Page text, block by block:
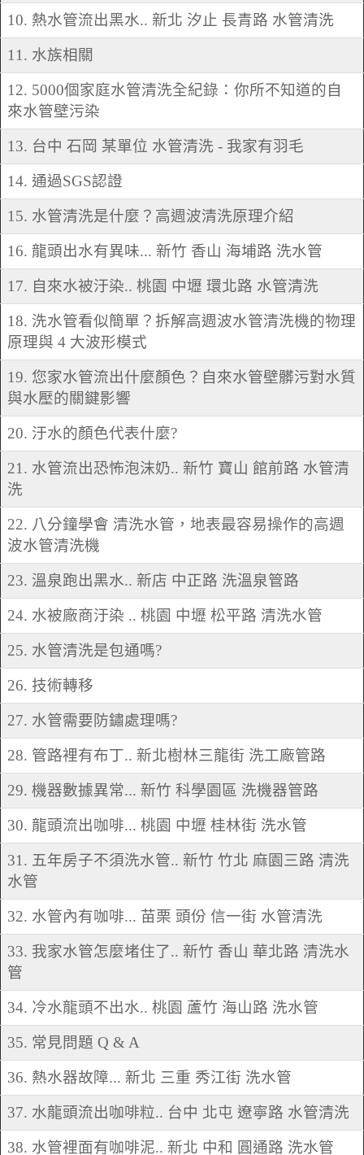
10. 熱水管流出黑水.. 新北 汐止 長青路 水管清洗
11. 水族相關
12. 5000個家庭水管清洗全紀錄：你所不知道的自
來水管壁污染
13. 台中 石岡 某單位 水管清洗 - 我家有羽毛
14. 通過SGS認證
15. 水管清洗是什麼？高週波清洗原理介紹
16. 龍頭出水有異味... 新竹 香山 海埔路 洗水管
17. 自來水被汙染.. 桃園 中壢 環北路 水管清洗
18. 洗水管看似簡單？拆解高週波水管清洗機的物理
原理與 4 大波形模式
19. 您家水管流出什麼顏色？自來水管壁髒污對水質
與水壓的關鍵影響
20. 汙水的顏色代表什麼?
21. 水管流出恐怖泡沫奶.. 新竹 寶山 館前路 水管清
洗
22. 八分鐘學會 清洗水管，地表最容易操作的高週
波水管清洗機
23. 溫泉跑出黑水.. 新店 中正路 洗溫泉管路
24. 水被廠商汙染 .. 桃園 中壢 松平路 清洗水管
25. 水管清洗是包通嗎?
26. 技術轉移
27. 水管需要防鏽處理嗎?
28. 管路裡有布丁.. 新北樹林三龍街 洗工廠管路
29. 機器數據異常... 新竹 科學園區 洗機器管路
30. 龍頭流出咖啡... 桃園 中壢 桂林街 洗水管
31. 五年房子不須洗水管.. 新竹 竹北 麻園三路 清洗
水管
32. 水管內有咖啡... 苗栗 頭份 信一街 水管清洗
33. 我家水管怎麼堵住了.. 新竹 香山 華北路 清洗水
管
34. 冷水龍頭不出水.. 桃園 蘆竹 海山路 洗水管
35. 常見問題 Q & A
36. 熱水器故障... 新北 三重 秀江街 洗水管
37. 水龍頭流出咖啡粒.. 台中 北屯 遼寧路 水管清洗
38. 水管裡面有咖啡泥.. 新北 中和 圓通路 洗水管